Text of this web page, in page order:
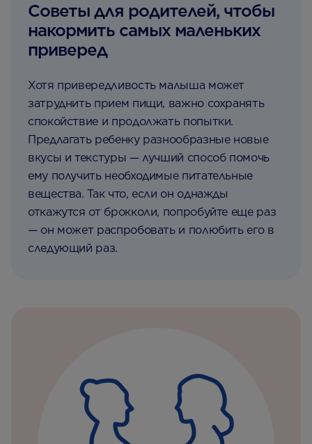
Советы для родителей, чтобы
накормить самых маленьких
приверед
Хотя привередливость малыша может
затруднить прием пищи, важно сохранять
спокойствие и продолжать попытки.
Предлагать ребенку разнообразные новые
вкусы и текстуры — лучший способ помочь
ему получить необходимые питательные
вещества. Так что, если он однажды
откажутся от брокколи, попробуйте еще раз
— он может распробовать и полюбить его в
следующий раз.